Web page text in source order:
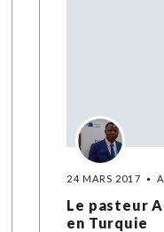
24 MARS 2017
Le pasteur
en Turquie